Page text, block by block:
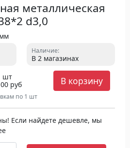
металлическая
d3,0
Наличие:
В 2 магазинах
шт
руб
В корзину
по 1 шт
Если найдете дешевле, мы